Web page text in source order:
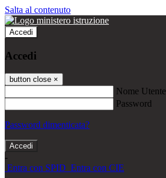
Salta al contenuto
Accedi
Accedi
button close ×
Nome Utente
Password
Password dimenticata?
-
Entra con SPID Entra con CIE